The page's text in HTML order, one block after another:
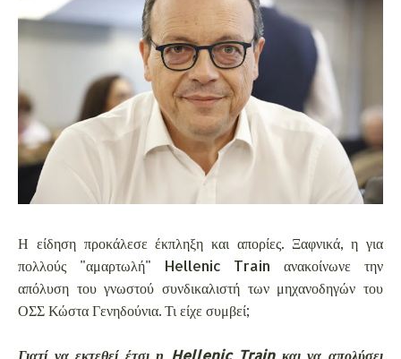
Η είδηση προκάλεσε έκπληξη και απορίες. Ξαφνικά, η για
πολλούς "αμαρτωλή" Hellenic Train ανακοίνωνε την
απόλυση του γνωστού συνδικαλιστή των μηχανοδηγών του
ΟΣΣ Κώστα Γενηδούνια. Τι είχε συμβεί;
Γιατί να εκτεθεί έτσι η Hellenic Train και να απολύσει